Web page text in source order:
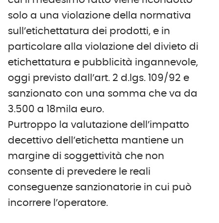
solo a una violazione della normativa
sull’etichettatura dei prodotti, e in
particolare alla violazione del divieto di
etichettatura e pubblicità ingannevole,
oggi previsto dall’art. 2 d.lgs. 109/92 e
sanzionato con una somma che va da
3.500 a 18mila euro.
Purtroppo la valutazione dell’impatto
decettivo dell’etichetta mantiene un
margine di soggettività che non
consente di prevedere le reali
conseguenze sanzionatorie in cui può
incorrere l’operatore.